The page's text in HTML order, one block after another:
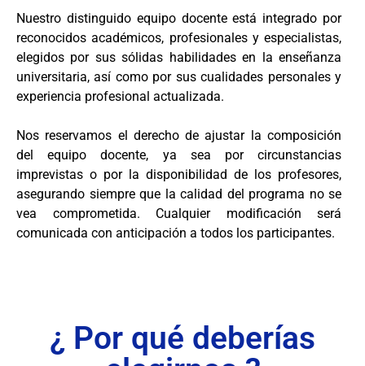
Nuestro distinguido equipo docente está integrado por
reconocidos académicos, profesionales y especialistas,
elegidos por sus sólidas habilidades en la enseñanza
universitaria, así como por sus cualidades personales y
experiencia profesional actualizada.
Nos reservamos el derecho de ajustar la composición
del equipo docente, ya sea por circunstancias
imprevistas o por la disponibilidad de los profesores,
asegurando siempre que la calidad del programa no se
vea comprometida. Cualquier modificación será
comunicada con anticipación a todos los participantes.
¿ Por qué deberías